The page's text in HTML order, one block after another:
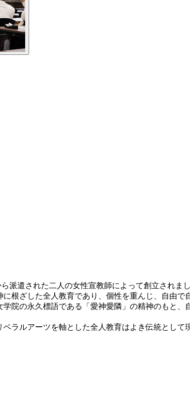
派遣された二人の女性宣教師によって創立されまし
根ざした全人教育であり、個性を重んじ、自由
院の永久標語である「愛神愛隣」の精神のもと
ラルアーツを軸とした全人教育はよき伝統として